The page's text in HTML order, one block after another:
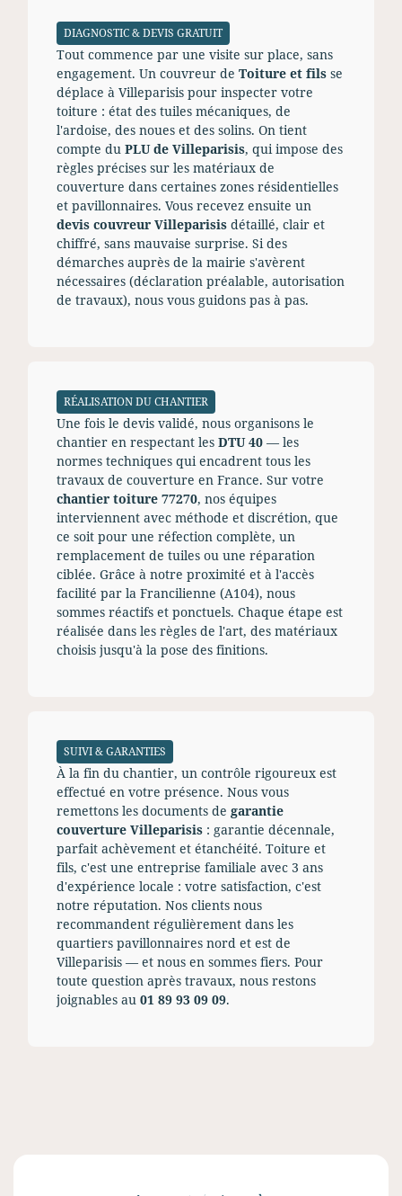
DIAGNOSTIC & DEVIS GRATUIT
Tout commence par une visite sur place, sans
engagement. Un couvreur de Toiture et fils se
déplace à Villeparisis pour inspecter votre
toiture : état des tuiles mécaniques, de
l'ardoise, des noues et des solins. On tient
compte du PLU de Villeparisis, qui impose des
règles précises sur les matériaux de
couverture dans certaines zones résidentielles
et pavillonnaires. Vous recevez ensuite un
devis couvreur Villeparisis détaillé, clair et
chiffré, sans mauvaise surprise. Si des
démarches auprès de la mairie s'avèrent
nécessaires (déclaration préalable, autorisation
de travaux), nous vous guidons pas à pas.
RÉALISATION DU CHANTIER
Une fois le devis validé, nous organisons le
chantier en respectant les DTU 40 — les
normes techniques qui encadrent tous les
travaux de couverture en France. Sur votre
chantier toiture 77270, nos équipes
interviennent avec méthode et discrétion, que
ce soit pour une réfection complète, un
remplacement de tuiles ou une réparation
ciblée. Grâce à notre proximité et à l'accès
facilité par la Francilienne (A104), nous
sommes réactifs et ponctuels. Chaque étape est
réalisée dans les règles de l'art, des matériaux
choisis jusqu'à la pose des finitions.
SUIVI & GARANTIES
À la fin du chantier, un contrôle rigoureux est
effectué en votre présence. Nous vous
remettons les documents de garantie
couverture Villeparisis : garantie décennale,
parfait achèvement et étanchéité. Toiture et
fils, c'est une entreprise familiale avec 3 ans
d'expérience locale : votre satisfaction, c'est
notre réputation. Nos clients nous
recommandent régulièrement dans les
quartiers pavillonnaires nord et est de
Villeparisis — et nous en sommes fiers. Pour
toute question après travaux, nous restons
joignables au 01 89 93 09 09.